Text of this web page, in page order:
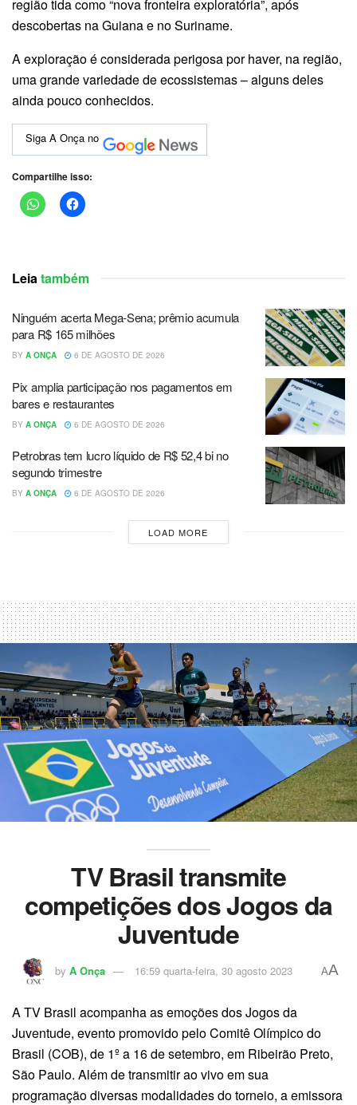
região tida como “nova fronteira exploratória”, após
descobertas na Guiana e no Suriname.
A exploração é considerada perigosa por haver, na região,
uma grande variedade de ecossistemas – alguns deles
ainda pouco conhecidos.
Siga A Onça no
Compartilhe isso:
Leiatambém
Ninguém acerta Mega-Sena; prêmio acumula
para R$ 165 milhões
BY A ONÇA 6 DE AGOSTO DE 2026
Pix amplia participação nos pagamentos em
bares e restaurantes
BY A ONÇA 6 DE AGOSTO DE 2026
Petrobras tem lucro líquido de R$ 52,4 bi no
segundo trimestre
BY A ONÇA 6 DE AGOSTO DE 2026
LOAD MORE
TV Brasil transmite
competições dos Jogos da
Juventude
by A Onça 16:59 quarta-feira, 30 agosto 2023 AA
A TV Brasil acompanha as emoções dos Jogos da
Juventude, evento promovido pelo Comitê Olímpico do
Brasil (COB), de 1º a 16 de setembro, em Ribeirão Preto,
São Paulo. Além de transmitir ao vivo em sua
programação diversas modalidades do torneio, a emissora